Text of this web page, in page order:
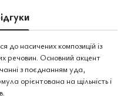
до насичених композицій із
речовин. Основний акцент
з поєднанням уда,
орієнтована на щільність і